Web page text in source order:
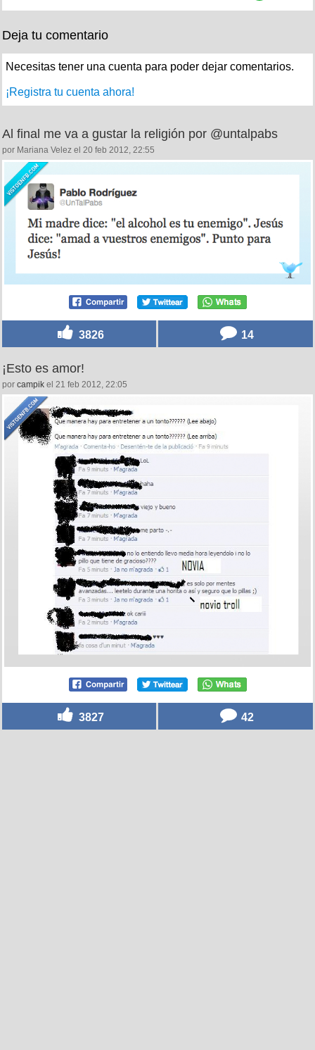
Deja tu comentario
Necesitas tener una cuenta para poder dejar comentarios.
¡Registra tu cuenta ahora!
Al final me va a gustar la religión por @untalpabs
por Mariana Velez el 20 feb 2012, 22:55
3826 14
¡Esto es amor!
por campik el 21 feb 2012, 22:05
3827 42